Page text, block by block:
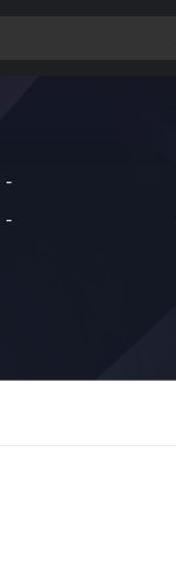
-
-